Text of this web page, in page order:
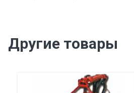
Другие товары